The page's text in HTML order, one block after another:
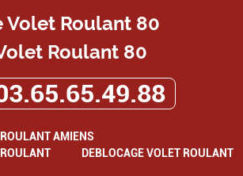
Roulant 80
AMIENS
DEBLOCAGE VOLET ROULANT